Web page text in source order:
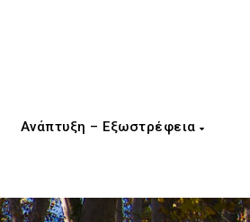
Ανάπτυξη – Εξωστρέφεια